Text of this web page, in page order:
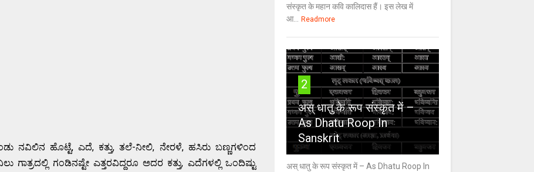
ನವಿಲಿನ ಹೊಟ್ಟೆ, ಎದೆ, ಕತ್ತು, ತಲೆ-ನೀಲಿ, ನೇರಳೆ, ಹಸಿರು ಬಣ್ಣಗಳಿಂದ
ಗಾತ್ರದಲ್ಲಿ ಗಂಡಿನಷ್ಟೇ ಎತ್ತರವಿದ್ದರೂ ಅದರ ಕತ್ತು, ಎದೆಗಳಲ್ಲಿ ಒಂದಿಷ್ಟು
संस्कृत के महान कवि कालिदास हैं। इस लेख में
आ... Readmore
2
अस् धातु के रूप संस्कृत में –
As Dhatu Roop In
Sanskrit
अस् धातु के रूप संस्कृत में – As Dhatu Roop In